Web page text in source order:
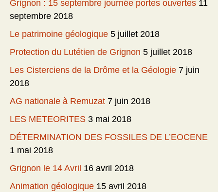
Grignon : 15 septembre journée portes ouvertes 11
septembre 2018
Le patrimoine géologique 5 juillet 2018
Protection du Lutétien de Grignon 5 juillet 2018
Les Cisterciens de la Drôme et la Géologie 7 juin
2018
AG nationale à Remuzat 7 juin 2018
LES METEORITES 3 mai 2018
DÉTERMINATION DES FOSSILES DE L’EOCENE
1 mai 2018
Grignon le 14 Avril 16 avril 2018
Animation géologique 15 avril 2018